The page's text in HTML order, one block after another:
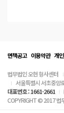
면책공고 이용약관 개
법무법인 오현 형사센터
서울특별시 서초중앙
대표번호 : 1661-2661
COPYRIGHT © 2017 법